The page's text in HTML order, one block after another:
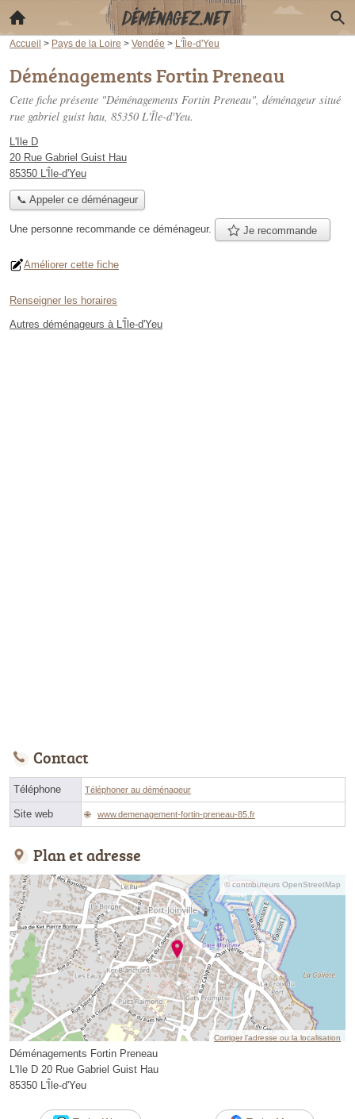
Accueil > Pays de la Loire > Vendée > L'Île-d'Yeu
Déménagements Fortin Preneau
Cette fiche présente "Déménagements Fortin Preneau", déménageur situé
rue gabriel guist hau, 85350 L'Île-d'Yeu.
L'Ile D
20 Rue Gabriel Guist Hau
85350 L'Île-d'Yeu
📞 Appeler ce déménageur
Une personne recommande ce déménageur. Je recommande
Améliorer cette fiche
Renseigner les horaires
Autres déménageurs à L'Île-d'Yeu
Contact
Téléphone Téléphoner au déménageur
Site web www.demenagement-fortin-preneau-85.fr
Plan et adresse
© contributeurs OpenStreetMap
Corriger l’adresse ou la localisation
Déménagements Fortin Preneau
L'Ile D 20 Rue Gabriel Guist Hau
85350 L'Île-d'Yeu